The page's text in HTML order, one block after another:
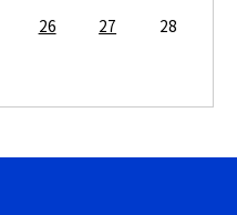
26 27
28